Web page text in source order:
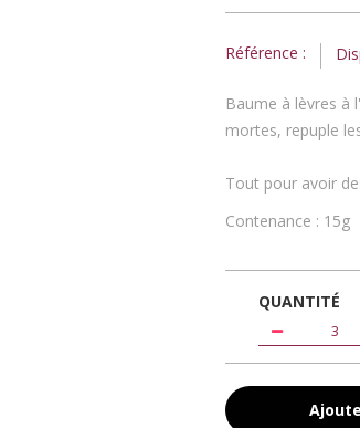
Référence :
Baume à lèvres à
mortes, repuple
Tout pour avoir
Contenance : 15g
QUANTITÉ